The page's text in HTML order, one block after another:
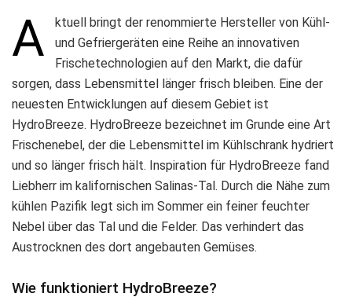
A
ktuell bringt der renommierte Hersteller von Kühl-
und Gefriergeräten eine Reihe an innovativen
Frischetechnologien auf den Markt, die dafür
sorgen, dass Lebensmittel länger frisch bleiben. Eine der
neuesten Entwicklungen auf diesem Gebiet ist
HydroBreeze. HydroBreeze bezeichnet im Grunde eine Art
Frischenebel, der die Lebensmittel im Kühlschrank hydriert
und so länger frisch hält. Inspiration für HydroBreeze fand
Liebherr im kalifornischen Salinas-Tal. Durch die Nähe zum
kühlen Pazifik legt sich im Sommer ein feiner feuchter
Nebel über das Tal und die Felder. Das verhindert das
Austrocknen des dort angebauten Gemüses.
Wie funktioniert HydroBreeze?